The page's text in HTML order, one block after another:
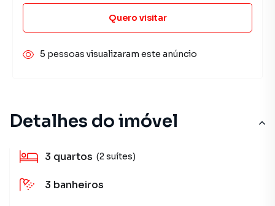
Detalhes do imóvel
3 quartos (2 suítes)
3 banheiros
Quero visitar
5 pessoas visualizaram este anúncio